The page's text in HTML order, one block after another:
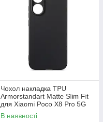
Чохол накладка TPU
Armorstandart Matte Slim Fit
для Xiaomi Poco X8 Pro 5G
Camera cover Black
(ARM90712)
В наявності